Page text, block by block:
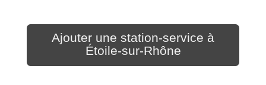
Ajouter une station-service à
Étoile-sur-Rhône